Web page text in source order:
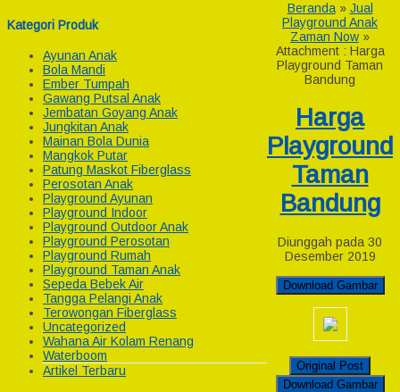
Kategori Produk
Ayunan Anak
Bola Mandi
Ember Tumpah
Gawang Putsal Anak
Jembatan Goyang Anak
Jungkitan Anak
Mainan Bola Dunia
Mangkok Putar
Patung Maskot Fiberglass
Perosotan Anak
Playground Ayunan
Playground Indoor
Playground Outdoor Anak
Playground Perosotan
Playground Rumah
Playground Taman Anak
Sepeda Bebek Air
Tangga Pelangi Anak
Terowongan Fiberglass
Uncategorized
Wahana Air Kolam Renang
Waterboom
Artikel Terbaru
Beranda» Jual
Playground Anak
Zaman Now »
Attachment : Harga
Playground Taman
Bandung
Harga
Playground
Taman
Bandung
Diunggah pada 30
Desember 2019
Download Gambar
Original Post
Download Gambar